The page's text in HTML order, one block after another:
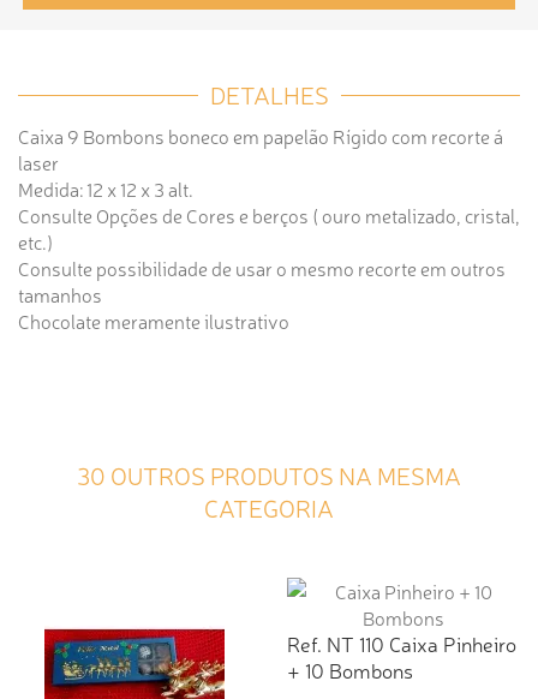
DETALHES
Caixa 9 Bombons boneco em papelão Rígido com recorte á
laser
Medida: 12 x 12 x 3 alt.
Consulte Opções de Cores e berços ( ouro metalizado, cristal,
etc.)
Consulte possibilidade de usar o mesmo recorte em outros
tamanhos
Chocolate meramente ilustrativo
30 OUTROS PRODUTOS NA MESMA
CATEGORIA
Ref. NT 110 Caixa Pinheiro
+ 10 Bombons